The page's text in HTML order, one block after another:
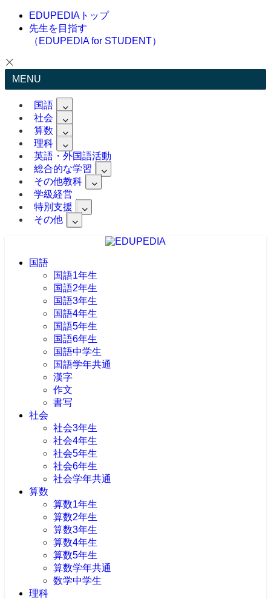
EDUPEDIAトップ
先生を目指す
（EDUPEDIA for STUDENT）
MENU
国語
社会
算数
理科
英語・外国語活動
総合的な学習
その他教科
学級経営
特別支援
その他
国語
国語1年生
国語2年生
国語3年生
国語4年生
国語5年生
国語6年生
国語中学生
国語学年共通
漢字
作文
書写
社会
社会3年生
社会4年生
社会5年生
社会6年生
社会学年共通
算数
算数1年生
算数2年生
算数3年生
算数4年生
算数5年生
算数学年共通
数学中学生
理科